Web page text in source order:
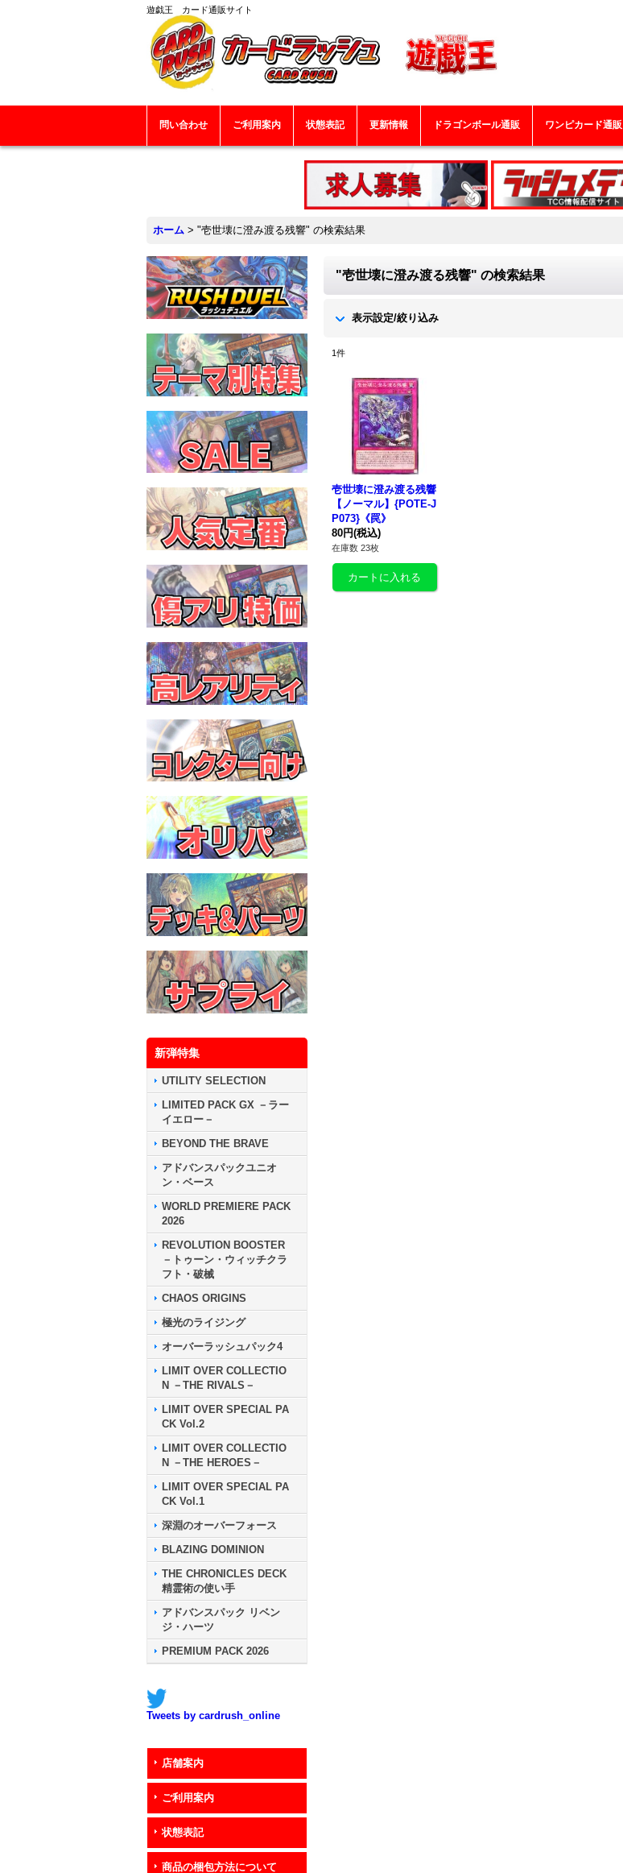
遊戯王 カード通販サイト
問い合わせ ご利用案内 状態表記 更新情報 ドラゴンボール通販 ワンピカード通販
ホーム > "壱世壊に澄み渡る残響" の検索結果
新弾特集
UTILITY SELECTION
LIMITED PACK GX －ラー
イエロー－
BEYOND THE BRAVE
アドバンスパックユニオ
ン・ベース
WORLD PREMIERE PACK
2026
REVOLUTION BOOSTER
－トゥーン・ウィッチクラ
フト・破械
CHAOS ORIGINS
極光のライジング
オーバーラッシュパック4
LIMIT OVER COLLECTIO
N －THE RIVALS－
LIMIT OVER SPECIAL PA
CK Vol.2
LIMIT OVER COLLECTIO
N －THE HEROES－
LIMIT OVER SPECIAL PA
CK Vol.1
深淵のオーバーフォース
BLAZING DOMINION
THE CHRONICLES DECK
精霊術の使い手
アドバンスパック リベン
ジ・ハーツ
PREMIUM PACK 2026
Tweets by cardrush_online
店舗案内
ご利用案内
状態表記
商品の梱包方法について
"壱世壊に澄み渡る残響" の検索結果
表示設定/絞り込み
1件
壱世壊に澄み渡る残響
【ノーマル】{POTE-J
P073}《罠》
80円(税込)
在庫数 23枚